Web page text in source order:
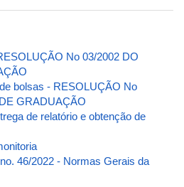
No 03/2002 DO
bolsas - RESOLUÇÃO No
GRADUAÇÃO
de relatório e obtenção de
46/2022 - Normas Gerais da